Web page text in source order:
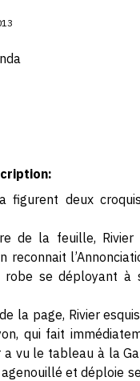
figurent deux
de la feuille, Rivier
reconnait
se déployant à
la page, Rivier
qui fait
a vu le tableau à la
et déploie